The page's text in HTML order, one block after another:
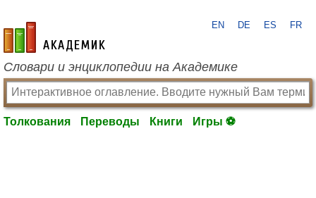
academic.ru
EN DE ES FR
Словари и энциклопедии на Академике
Толкования Переводы Книги Игры ⚽